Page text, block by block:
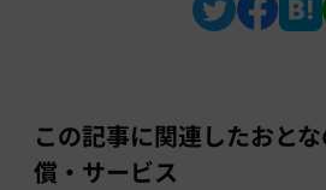
この記事に関連したおと
償・サービス